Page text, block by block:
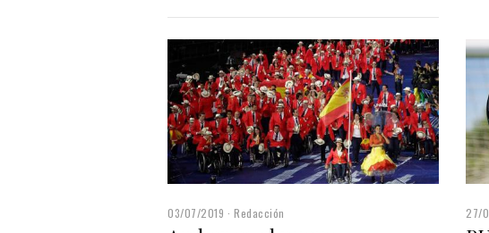
03/07/2019 Redacción 27/